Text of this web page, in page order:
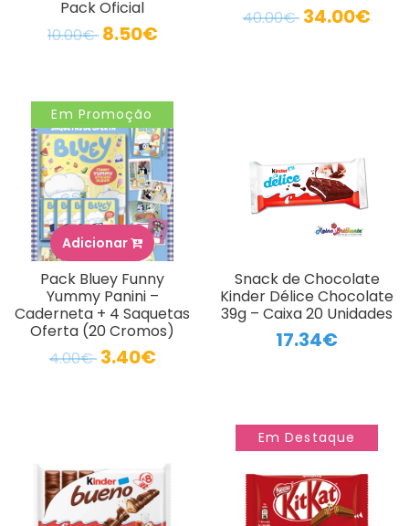
Pack Oficial
10.00€ 8.50€
40.00€ 34.00€
Em Promoção
Adicionar
Pack Bluey Funny
Yummy Panini –
Caderneta + 4 Saquetas
Oferta (20 Cromos)
4.00€ 3.40€
Snack de Chocolate
Kinder Délice Chocolate
39g – Caixa 20 Unidades
17.34€
Em Destaque